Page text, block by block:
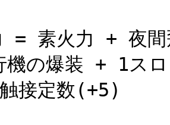
= 素火力 + 夜間
の爆装 + 1スロ
接定数(+5)